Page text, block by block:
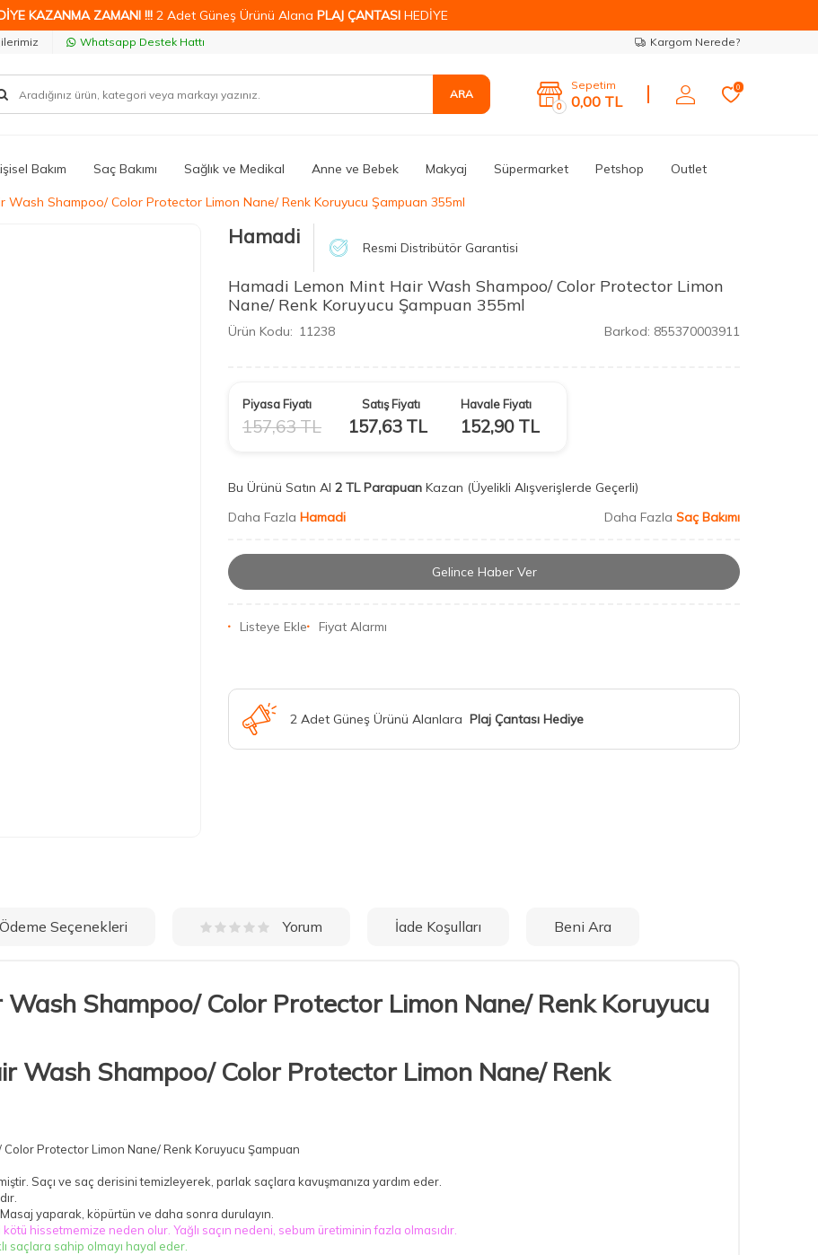
KAZANMA ZAMANI !!! 2 Adet Güneş Ürünü Alana PLAJ ÇANTASI HEDİYE
Whatsapp Destek Hattı Kargom Nerede?
ARA
0
Sepetim
0,00 TL
0
Bakım Saç Bakımı Sağlık ve Medikal Anne ve Bebek Makyaj Süpermarket Petshop Outlet
Wash Shampoo/ Color Protector Limon Nane/ Renk Koruyucu Şampuan 355ml
Hamadi Resmi Distribütör Garantisi
Hamadi Lemon Mint Hair Wash Shampoo/ Color Protector Limon
Nane/ Renk Koruyucu Şampuan 355ml
Ürün Kodu: 11238 Barkod: 855370003911
Piyasa Fiyatı
157,63TL
Satış Fiyatı
157,63TL
Havale Fiyatı
152,90TL
Bu Ürünü Satın Al 2 TL Parapuan Kazan (Üyelikli Alışverişlerde Geçerli)
Daha Fazla Hamadi Daha Fazla Saç Bakımı
Gelince Haber Ver
Listeye Ekle Fiyat Alarmı
2 Adet Güneş Ürünü Alanlara Plaj Çantası Hediye
Ödeme Seçenekleri Yorum İade Koşulları Beni Ara
Shampoo/ Color Protector Limon Nane/ Renk Koruyucu
Protector Limon Nane/ Renk Koruyucu Şampuan
Saçı ve saç derisini temizleyerek, parlak saçlara kavuşmanıza yardım eder.
yaparak, köpürtün ve daha sonra durulayın.
hissetmemize neden olur. Yağlı saçın nedeni, sebum üretiminin fazla olmasıdır.
saçlara sahip olmayı hayal eder.